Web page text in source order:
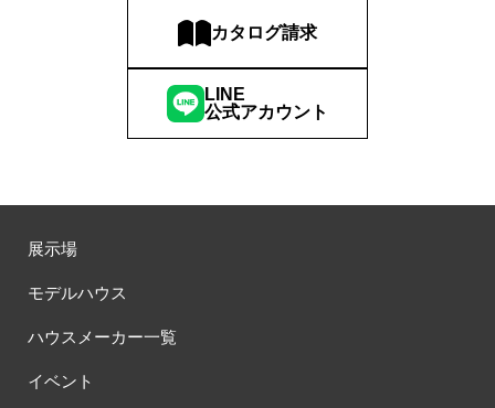
カタログ請求
LINE
公式アカウント
展示場
モデルハウス
ハウスメーカー一覧
イベント